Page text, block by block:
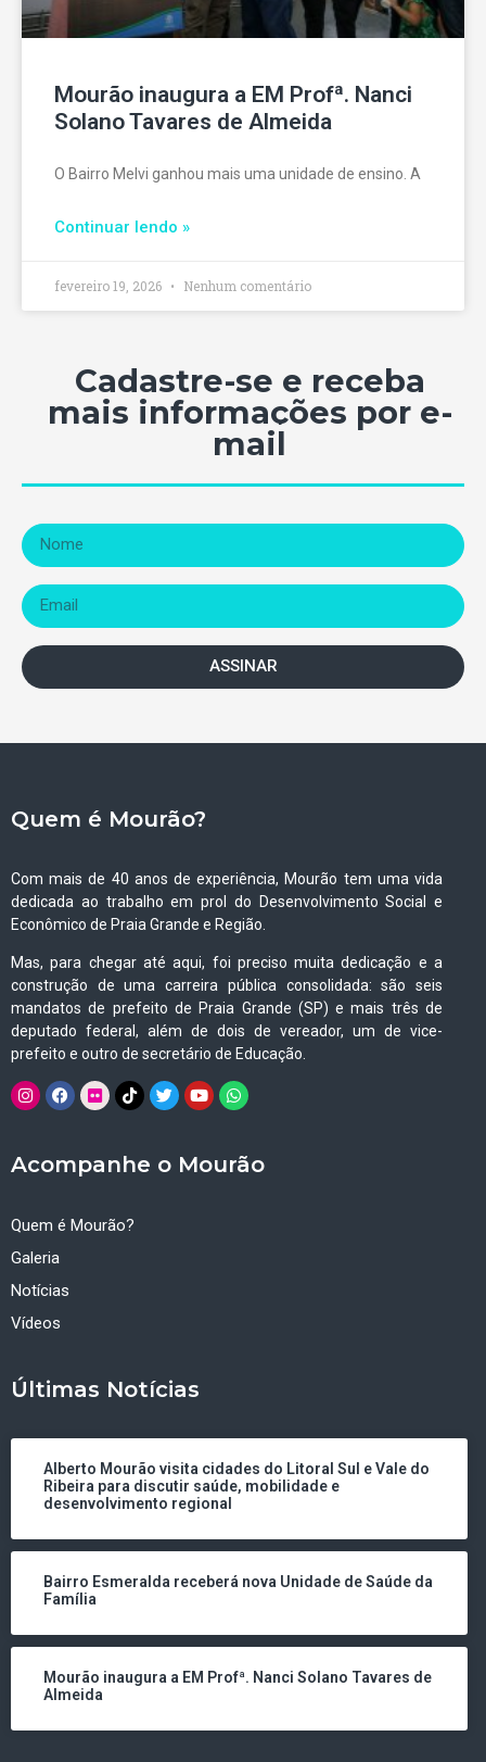
Mourão inaugura a EM Profª. Nanci
Solano Tavares de Almeida
O Bairro Melvi ganhou mais uma unidade de ensino. A
Continuar lendo »
fevereiro 19, 2026 Nenhum comentário
Cadastre-se e receba
mais informações por e-
mail
ASSINAR
Quem é Mourão?
Com mais de 40 anos de experiência, Mourão tem uma vida
dedicada ao trabalho em prol do Desenvolvimento Social e
Econômico de Praia Grande e Região.
Mas, para chegar até aqui, foi preciso muita dedicação e a
construção de uma carreira pública consolidada: são seis
mandatos de prefeito de Praia Grande (SP) e mais três de
deputado federal, além de dois de vereador, um de vice-
prefeito e outro de secretário de Educação.
Acompanhe o Mourão
Quem é Mourão?
Galeria
Notícias
Vídeos
Últimas Notícias
Alberto Mourão visita cidades do Litoral Sul e Vale do
Ribeira para discutir saúde, mobilidade e
desenvolvimento regional
Bairro Esmeralda receberá nova Unidade de Saúde da
Família
Mourão inaugura a EM Profª. Nanci Solano Tavares de
Almeida